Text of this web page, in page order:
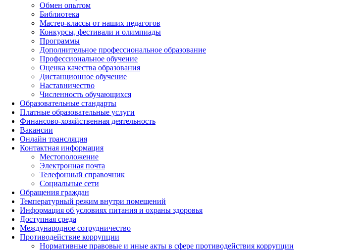
Обмен опытом
Библиотека
Мастер-классы от наших педагогов
Конкурсы, фестивали и олимпиады
Программы
Дополнительное профессиональное образование
Профессиональное обучение
Оценка качества образования
Дистанционное обучение
Наставничество
Численность обучающихся
Образовательные стандарты
Платные образовательные услуги
Финансово-хозяйственная деятельность
Вакансии
Онлайн трансляция
Контактная информация
Местоположение
Электронная почта
Телефонный справочник
Социальные сети
Обращения граждан
Температурный режим внутри помещений
Информация об условиях питания и охраны здоровья
Доступная среда
Международное сотрудничество
Противодействие коррупции
Нормативные правовые и иные акты в сфере противодействия коррупции